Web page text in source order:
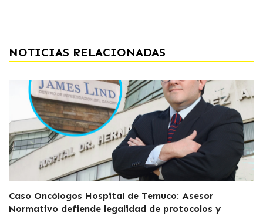
NOTICIAS RELACIONADAS
Caso Oncólogos Hospital de Temuco: Asesor
Normativo defiende legalidad de protocolos y